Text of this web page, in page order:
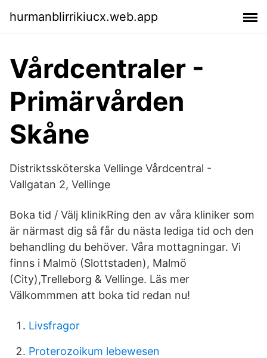
hurmanblirrikiucx.web.app
Vårdcentraler -
Primärvården
Skåne
Distriktssköterska Vellinge Vårdcentral -
Vallgatan 2, Vellinge
Boka tid / Välj klinikRing den av våra kliniker som
är närmast dig så får du nästa lediga tid och den
behandling du behöver. Våra mottagningar. Vi
finns i Malmö (Slottstaden), Malmö
(City),Trelleborg & Vellinge. Läs mer
Välkommmen att boka tid redan nu!
Livsfragor
Proterozoikum lebewesen